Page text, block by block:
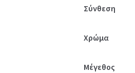
Σύνθεση
Χρώμα
Μέγεθος